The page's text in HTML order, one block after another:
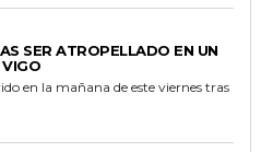
SER ATROPELLADO EN UN
VIGO
en la mañana de este viernes tras